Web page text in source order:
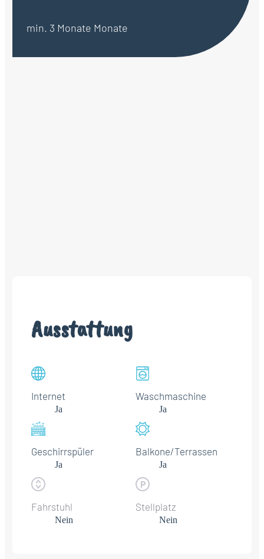
min. 3 Monate Monate
Ausstattung
Internet
Ja
Waschmaschine
Ja
Geschirrspüler
Ja
Balkone/Terrassen
Ja
Fahrstuhl
Nein
Stellplatz
Nein